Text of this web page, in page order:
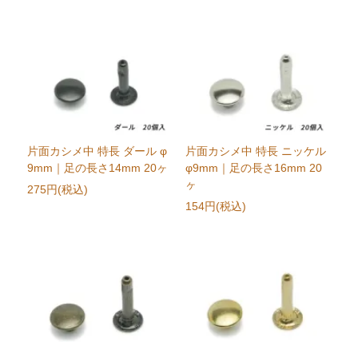
片面カシメ中 特長 ダール φ
9mm｜足の長さ14mm 20ヶ
275円(税込)
片面カシメ中 特長 ニッケル
φ9mm｜足の長さ16mm 20
ヶ
154円(税込)